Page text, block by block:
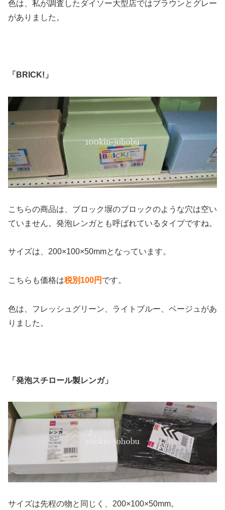
色は、私が調査したダイソー大型店ではブラウンとグレー
がありました。
「BRICK!」
こちらの商品は、ブロック塀のブロックのような穴は空い
ていません。発泡レンガとも呼ばれているタイプですね。
サイズは、200×100×50mmとなっています。
こちらも価格は税別100円 です。
色は、フレッシュグリーン、ライトブルー、ベージュがあ
りました。
「発泡スチロール製レンガ」
サイズは先程の物と同じく、200×100×50mm。